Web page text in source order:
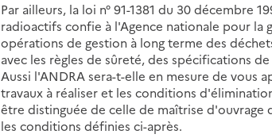
Par ailleurs, la loi n° 91-1381 du 30 décembre
radioactifs confie à l'Agence nationale pour la
opérations de gestion à long terme des
avec les règles de sûreté, des spécifications
Aussi l'ANDRA sera-t-elle en mesure de
travaux à réaliser et les conditions
être distinguée de celle de maîtrise d'ouvrage
les conditions définies ci-après.